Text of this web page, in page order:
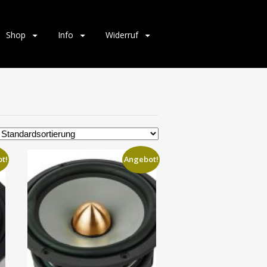
Shop Info Widerruf
Angebot!